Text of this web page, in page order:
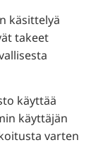
käsittelyä
takeet
käyttää
käyttäjän
varten